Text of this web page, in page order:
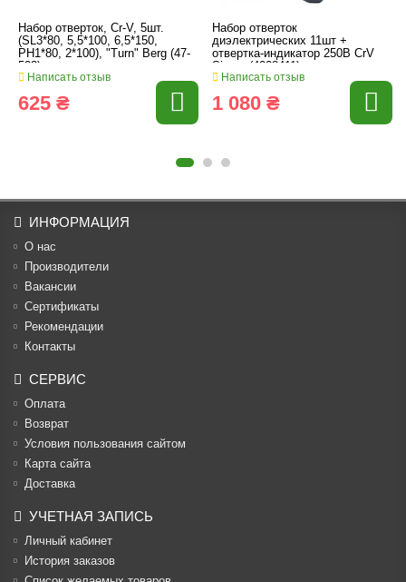
Набор отверток, Cr-V, 5шт.
(SL3*80, 5,5*100, 6,5*150,
PH1*80, 2*100), "Turn" Berg (47-
523)
Написать отзыв
625 ₴
Набор отверток
диэлектрических 11шт +
отвертка-индикатор 250В CrV
Sigma (4008411)
Написать отзыв
1 080 ₴
ИНФОРМАЦИЯ
О нас
Производители
Вакансии
Cертификаты
Рекомендации
Контакты
СЕРВИС
Оплата
Возврат
Условия пользования сайтом
Карта сайта
Доставка
УЧЕТНАЯ ЗАПИСЬ
Личный кабинет
История заказов